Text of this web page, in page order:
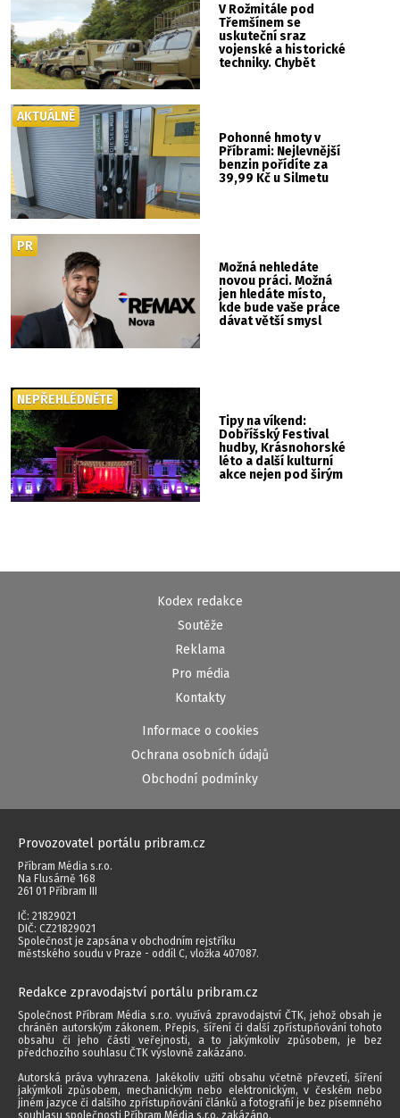
V Rožmitále pod
Třemšínem se
uskuteční sraz
vojenské a historické
techniky. Chybět
Pohonné hmoty v
Příbrami: Nejlevnější
benzin pořídíte za
39,99 Kč u Silmetu
AKTUÁLNĚ
Možná nehledáte
novou práci. Možná
jen hledáte místo,
kde bude vaše práce
dávat větší smysl
PR
Tipy na víkend:
Dobříšský Festival
hudby, Krásnohorské
léto a další kulturní
akce nejen pod širým
NEPŘEHLÉDNĚTE
Kodex redakce
Soutěže
Reklama
Pro média
Kontakty
Informace o cookies
Ochrana osobních údajů
Obchodní podmínky
Provozovatel portálu pribram.cz
Příbram Média s.r.o.
Na Flusárně 168
261 01 Příbram III
IČ: 21829021
DIČ: CZ21829021
Společnost je zapsána v obchodním rejstříku
městského soudu v Praze - oddíl C, vložka 407087.
Redakce zpravodajství portálu pribram.cz
Společnost Příbram Média s.r.o. využívá zpravodajství ČTK, jehož obsah je
chráněn autorským zákonem. Přepis, šíření či další zpřístupňování tohoto
obsahu či jeho části veřejnosti, a to jakýmkoliv způsobem, je bez
předchozího souhlasu ČTK výslovně zakázáno.
Autorská práva vyhrazena. Jakékoliv užití obsahu včetně převzetí, šíření
jakýmkoli způsobem, mechanickým nebo elektronickým, v českém nebo
jiném jazyce či dalšího zpřístupňování článků a fotografií je bez písemného
souhlasu společnosti Příbram Média s.r.o. zakázáno.